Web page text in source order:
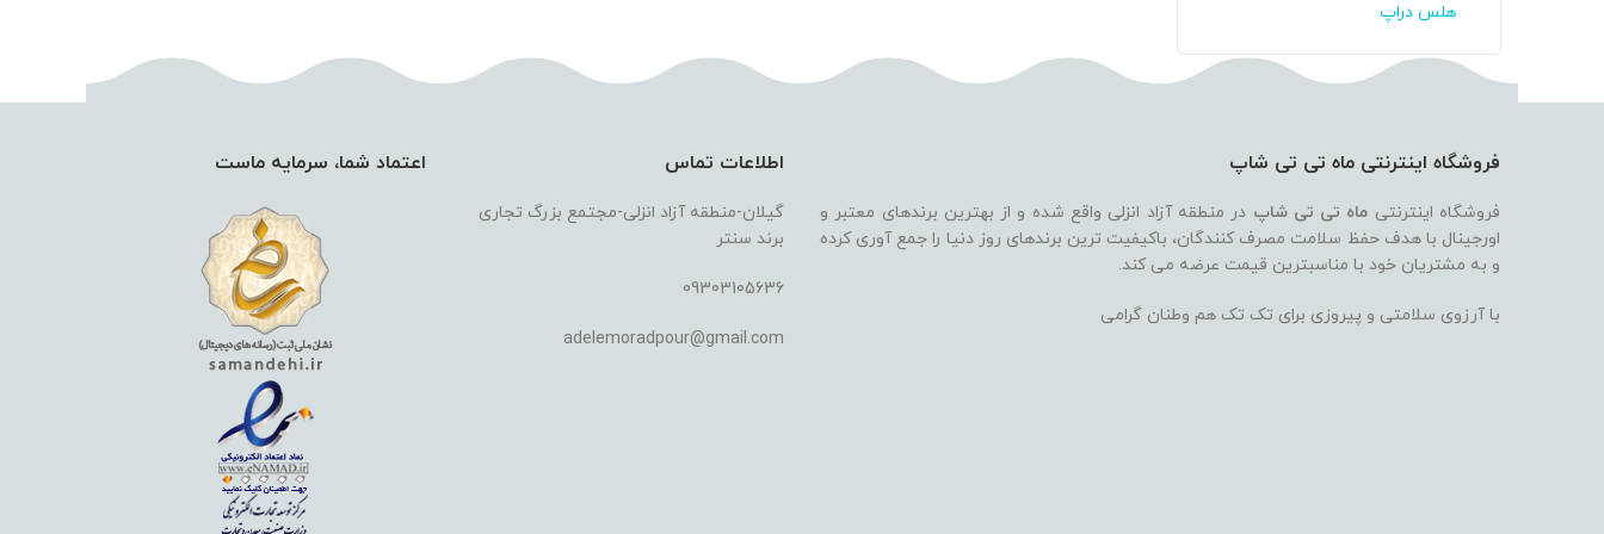
هلس دراپ
فروشگاه اینترنتی ماه تی تی شاپ
فروشگاه اینترنتی ماه تی تی شاپ در منطقه آزاد انزلی واقع شده و از بهترین برندهای معتبر و
اورجینال با هدف حفظ سلامت مصرف کنندگان، باکیفیت ترین برندهای روز دنیا را جمع آوری کرده
و به مشتریان خود با مناسبترین قیمت عرضه می کند.
با آرزوی سلامتی و پیروزی برای تک تک هم وطنان گرامی
اطلاعات تماس
گیلان-منطقه آزاد انزلی-مجتمع بزرگ تجاری
برند سنتر
09303105636
adelemoradpour@gmail.com
اعتماد شما، سرمایه ماست